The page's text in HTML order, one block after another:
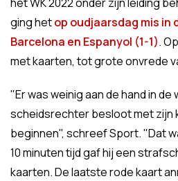
ging hetop oudjaarsdag mis in
Barcelona en Espanyol (1-1).
met kaarten, tot grote onvrede
"Er was weinig aan de hand in
scheidsrechter besloot met zijn
beginnen", schreef Sport. "Dat
10 minuten tijd gaf hij een
kaarten. De laatste rode kaart